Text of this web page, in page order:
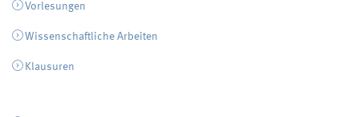
Vorlesungen
Wissenschaftliche Arbeiten
Klausuren